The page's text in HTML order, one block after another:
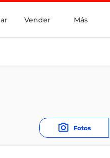
Vender Más
Fotos